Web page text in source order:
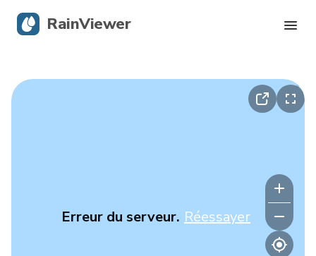
Erreur du serveur. Réessayer
RainViewer